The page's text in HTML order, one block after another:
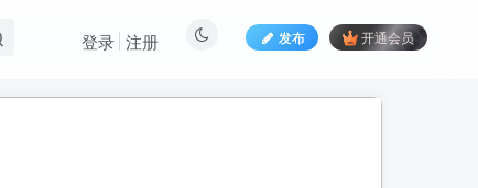
发布 开通会员
登录 注册